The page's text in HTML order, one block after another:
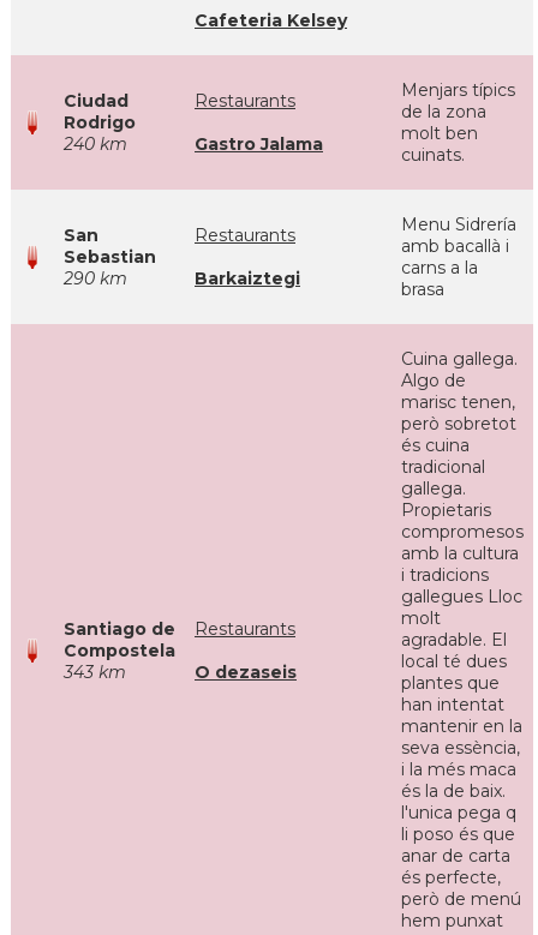
Cafeteria Kelsey
Ciudad
Rodrigo
240 km
Restaurants
Gastro Jalama
Menjars típics
de la zona
molt ben
cuinats.
San
Sebastian
290 km
Restaurants
Barkaiztegi
Menu Sidrería
amb bacallà i
carns a la
brasa
Santiago de
Compostela
343 km
Restaurants
O dezaseis
Cuina gallega.
Algo de
marisc tenen,
però sobretot
és cuina
tradicional
gallega.
Propietaris
compromesos
amb la cultura
i tradicions
gallegues Lloc
molt
agradable. El
local té dues
plantes que
han intentat
mantenir en la
seva essència,
i la més maca
és la de baix.
l'unica pega q
li poso és que
anar de carta
és perfecte,
però de menú
hem punxat